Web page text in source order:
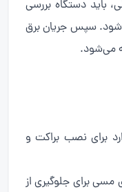
باید دستگاه بررسی
شود. سپس جریان برق
می‌شود.
برای نصب براکت و
مسی برای جلوگیری از